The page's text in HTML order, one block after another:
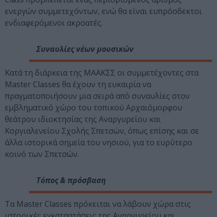
ενεργών συμμετεχόντων, ενώ θα είναι ευπρόσδεκτοι
ενδιαφερόμενοι ακροατές.
Συναυλίες νέων μουσικών
Κατά τη διάρκεια της ΜΑΑΚΣΣ oι συμμετέχοντες στα
Master Classes θα έχουν τη ευκαιρία να
πραγματοποιήσουν μια σειρά από συναυλίες στον
εμβληματικό χώρο του τοπικού Αρχαιόμορφου
θεάτρου ιδιοκτησίας της Αναργυρείου και
Κοργιαλενείου Σχολής Σπετσών, όπως επίσης και σε
άλλα ιστορικά σημεία του νησιού, για το ευρύτερο
κοινό των Σπετσών.
Τόπος & πρόσβαση
Τα Master Classes πρόκειται να λάβουν χώρα στις